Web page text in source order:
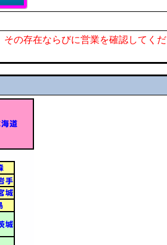
その存在ならびに営業を確認してくだ